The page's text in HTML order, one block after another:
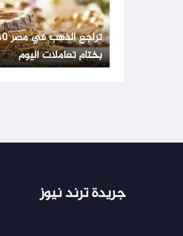
بختام تعاملات اليوم
جريدة ترند نيوز